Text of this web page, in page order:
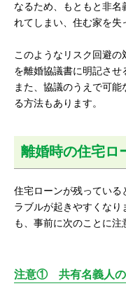
なるため、もともと非名
れてしまい、住む家を失
このようなリスク回避の
を離婚協議書に明記させ
また、協議のうえで可
る方法もあります。
離婚時の住宅ロ
住宅ローンが残っている
ラブルが起きやすくな
も、事前に次のことに注
注意① 共有名義人の